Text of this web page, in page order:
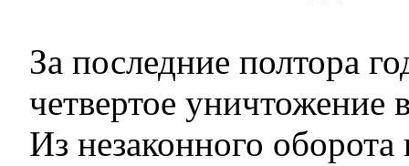
За последние полтора
четвертое уничтожение
Из незаконного оборота